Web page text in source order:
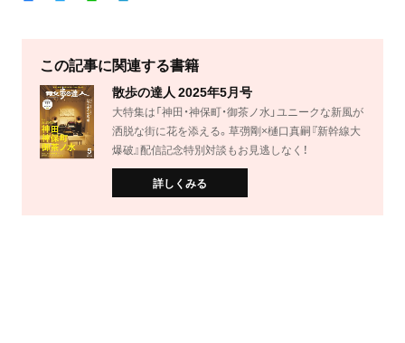
この記事に関連する書籍
散歩の達人 2025年5月号
大特集は「神田・神保町・御茶ノ水」ユニークな新風が
洒脱な街に花を添える。草彅剛×樋口真嗣『新幹線大
爆破』配信記念特別対談もお見逃しなく！
詳しくみる